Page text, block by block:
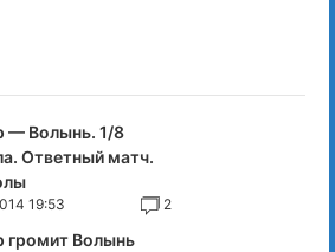
— Волынь. 1/8
Ответный матч.
19:53 2
громит Волынь